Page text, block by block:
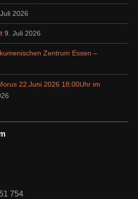
2026
9. Juli 2026
Zentrum Essen –
22.Juni 2026 18:00Uhr im
754